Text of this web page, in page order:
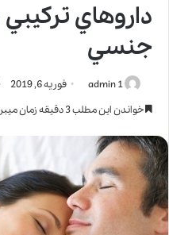
داروهاي
جنسي
admin 1 فوریه 6, 2019
خواندن این مطلب 3 دقیقه زمان میبرد